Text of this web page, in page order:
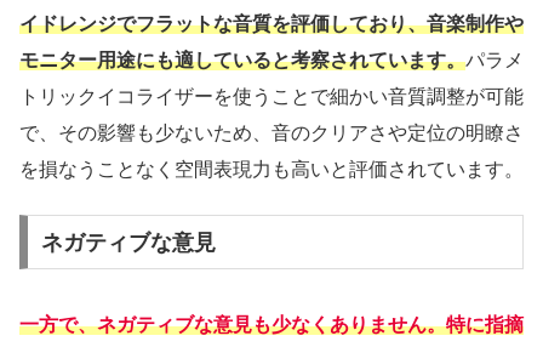
イドレンジでフラットな音質を評価しており、音楽制作や
モニター用途にも適していると考察されています。パラメ
トリックイコライザーを使うことで細かい音質調整が可能
で、その影響も少ないため、音のクリアさや定位の明瞭さ
を損なうことなく空間表現力も高いと評価されています。
ネガティブな意見
一方で、ネガティブな意見も少なくありません。特に指摘